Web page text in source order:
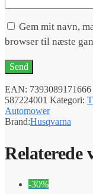
Gem mit navn,
browser til næste
EAN: 7393089171666
587224001 Kategori:
Automower
Brand:Husqvarna
Relaterede
-30%